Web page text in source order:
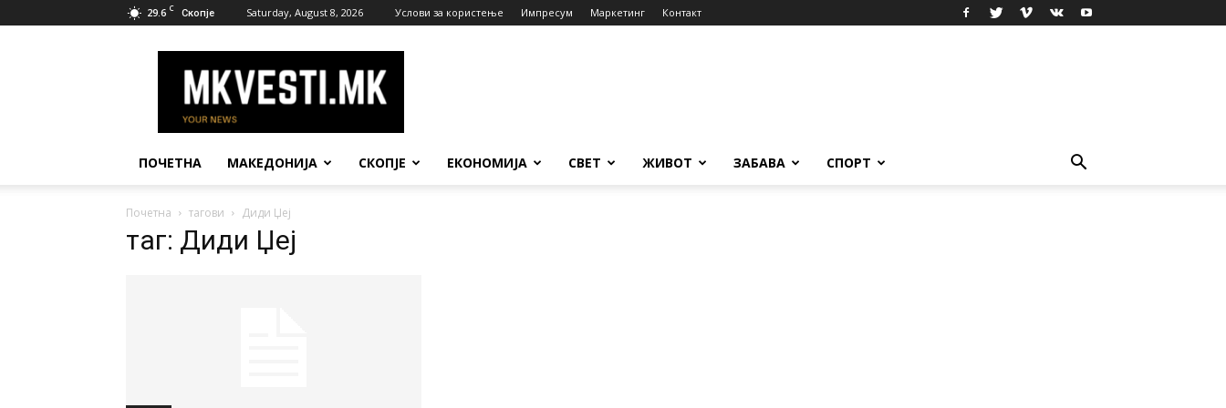
29.6 C Скопје Saturday, August 8, 2026 Услови за користење Импресум Маркетинг Контакт
Вести
ПОЧЕТНА МАКЕДОНИЈА СКОПЈЕ ЕКОНОМИЈА СВЕТ ЖИВОТ ЗАБАВА СПОРТ
Почетна тагови Диди Џеј
таг: Диди Џеј